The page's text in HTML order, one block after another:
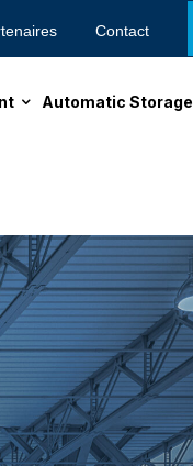
Contact
Automatic Storage